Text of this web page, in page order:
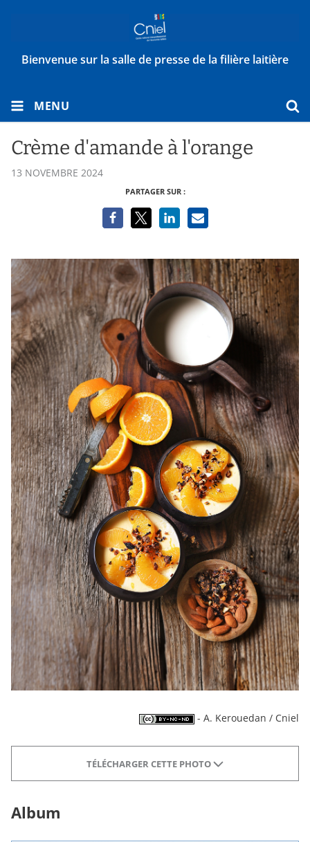
Bienvenue sur la salle de presse de la filière laitière
MENU
Crème d'amande à l'orange
13 NOVEMBRE 2024
PARTAGER SUR :
- A. Kerouedan / Cniel
TÉLÉCHARGER CETTE PHOTO
Album